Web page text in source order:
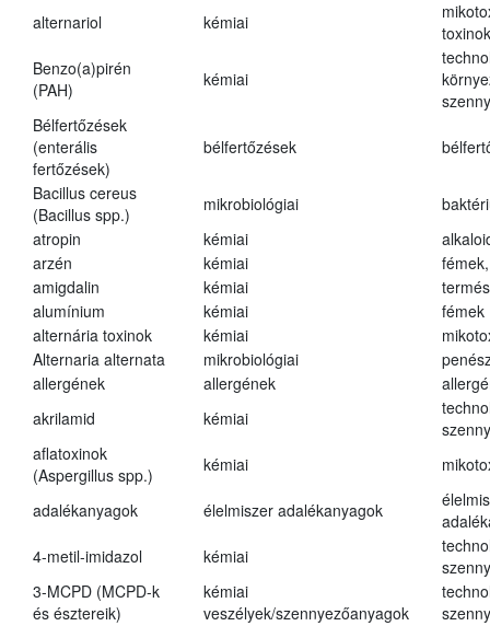
alternariol
kémiai
toxinok
Benzo(a)pirén
(PAH)
kémiai
Bélfertőzések
(enterális
fertőzések)
bélfertőzések
Bacillus cereus
(Bacillus spp.)
mikrobiológiai
atropin
kémiai
arzén
kémiai
amigdalin
kémiai
alumínium
kémiai
fémek
alternária toxinok
kémiai
Alternaria alternata
mikrobiológiai
allergének
allergének
akrilamid
kémiai
aflatoxinok
(Aspergillus spp.)
kémiai
adalékanyagok élelmiszer adalékanyagok
4-metil-imidazol
kémiai
3-MCPD (MCPD-k
és észtereik)
kémiai
veszélyek/szennyezőanyagok